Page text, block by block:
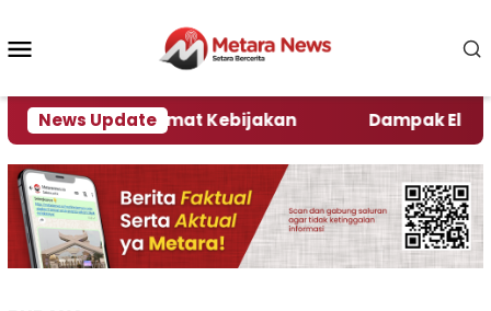
konten
News Update
Kata Pengamat Kebijakan Dampak El Nino,